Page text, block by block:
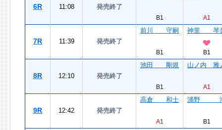
6R 11:08 発売終了
B1 A1
7R 11:39 発売終了
前川 守嗣
B1
神里 琴
B1
8R 12:10 発売終了
池田 剛規
B1
山ノ内 雅
A1
9R 12:42 発売終了
高倉 和士
A1
浦野
B1